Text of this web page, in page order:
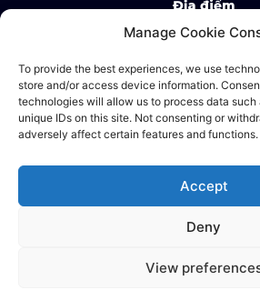
Manage Cookie
To provide the best experiences, we use
store and/or access device information.
technologies will allow us to process data
unique IDs on this site. Not consenting or
adversely affect certain features and functions.
Accept
Deny
View
Địa điểm
Singapore • Malaysia •
Thailand • Philippines • Taiwan
Bosnia • United Kingdom
Company Registration
Tiếng Việt
English